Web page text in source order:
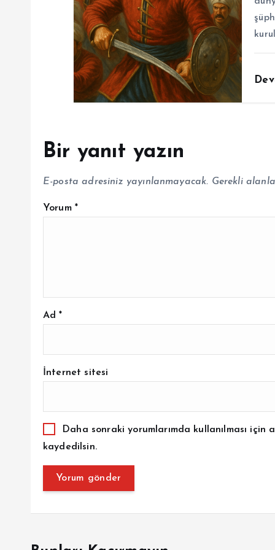
Bir yanıt yazın
E-posta adresiniz yayınlanmayacak. Gerekli
Yorum *
Ad*
İnternet sitesi
Daha sonraki yorumlarımda kullanılması için
kaydedilsin.